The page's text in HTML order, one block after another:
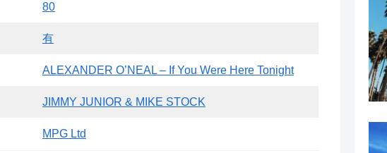
80
有
ALEXANDER O’NEAL ‎– If You Were Here Tonight
JIMMY JUNIOR & MIKE STOCK
MPG Ltd